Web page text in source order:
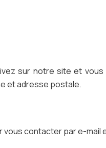
sur notre site et
et adresse postale.
contacter par e-